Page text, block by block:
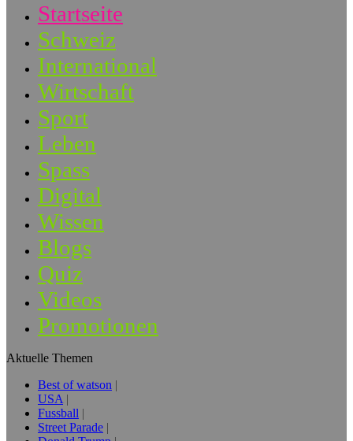
Startseite
Schweiz
International
Wirtschaft
Sport
Leben
Spass
Digital
Wissen
Blogs
Quiz
Videos
Promotionen
Aktuelle Themen
Best of watson
USA
Fussball
Street Parade